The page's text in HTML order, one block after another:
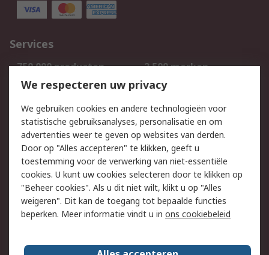
Services
750.000 producten
2.500 merken
Bestellen
Inkoopoplossingen
Track & Trace
Wettelijk
Cookiebeleid
Email veiligheid
Privacybeleid
Websitevoorwaarden
Algemene
verkoopvoorwaarden
Over RS
We respecteren uw privacy
We gebruiken cookies en andere technologieën voor
statistische gebruiksanalyses, personalisatie en om
advertenties weer te geven op websites van derden.
Door op "Alles accepteren" te klikken, geeft u
toestemming voor de verwerking van niet-essentiële
cookies. U kunt uw cookies selecteren door te klikken op
"Beheer cookies". Als u dit niet wilt, klikt u op "Alles
weigeren". Dit kan de toegang tot bepaalde functies
beperken. Meer informatie vindt u in ons cookiebeleid